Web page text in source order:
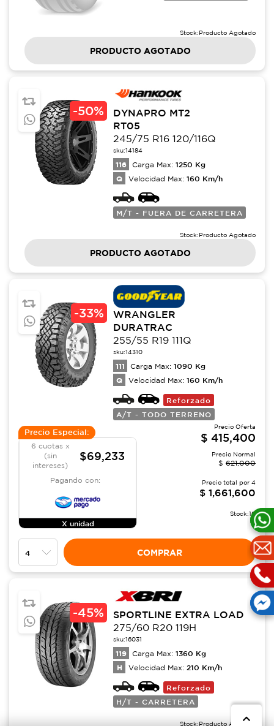
Stock:Producto Agotado
PRODUCTO AGOTADO
-50%
DYNAPRO MT2
RT05
245/75 R16 120/116Q
sku:14184
116 Carga Max: 1250 Kg
Q Velocidad Max: 160 Km/h
M/T - FUERA DE CARRETERA
Stock:Producto Agotado
PRODUCTO AGOTADO
-33%
WRANGLER
DURATRAC
255/55 R19 111Q
sku:14310
111 Carga Max: 1090 Kg
Q Velocidad Max: 160 Km/h
Reforzado
A/T - TODO TERRENO
Precio Especial:
6 cuotas x
(sin
intereses)
$69,233
Pagando con:
X unidad
Precio Oferta
$ 415,400
Precio Normal
$ 621,000
Precio total por 4
$ 1,661,600
Stock:10
COMPRAR
-45%
SPORTLINE EXTRA LOAD
275/60 R20 119H
sku:16031
119 Carga Max: 1360 Kg
H Velocidad Max: 210 Km/h
Reforzado
H/T - CARRETERA
Stock:Producto Agotado